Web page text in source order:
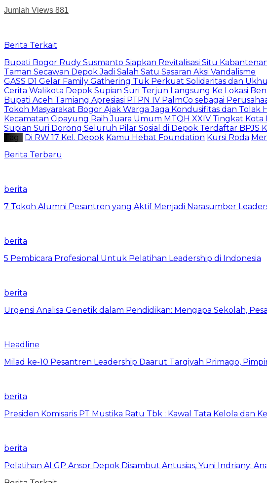
Jumlah Views 881
Berita Terkait
Bupati Bogor Rudy Susmanto Siapkan Revitalisasi Situ
Taman Secawan Depok Jadi Salah Satu Sasaran Aksi Vandalisme
GASS D1 Gelar Family Gathering Tuk Perkuat Solidaritas dan
Cerita Walikota Depok Supian Suri Terjun Langsung Ke Lokasi
Bupati Aceh Tamiang Apresiasi PTPN IV PalmCo sebagai
Tokoh Masyarakat Bogor Ajak Warga Jaga Kondusifitas dan Tolak
Kecamatan Cipayung Raih Juara Umum MTQH XXIV Tingkat Kota
Supian Suri Dorong Seluruh Pilar Sosial di Depok Terdaftar BPJS
Tag : Di RW 17 Kel. Depok Kamu Hebat Foundation Kursi Roda
Berita Terbaru
berita
7 Tokoh Alumni Pesantren yang Aktif Menjadi Narasumber
berita
5 Pembicara Profesional Untuk Pelatihan Leadership di Indonesia
berita
Urgensi Analisa Genetik dalam Pendidikan: Mengapa Sekolah,
Headline
Milad ke-10 Pesantren Leadership Daarut Tarqiyah Primago,
berita
Presiden Komisaris PT Mustika Ratu Tbk : Kawal Tata Kelola dan
berita
Pelatihan AI GP Ansor Depok Disambut Antusias, Yuni Indriany: